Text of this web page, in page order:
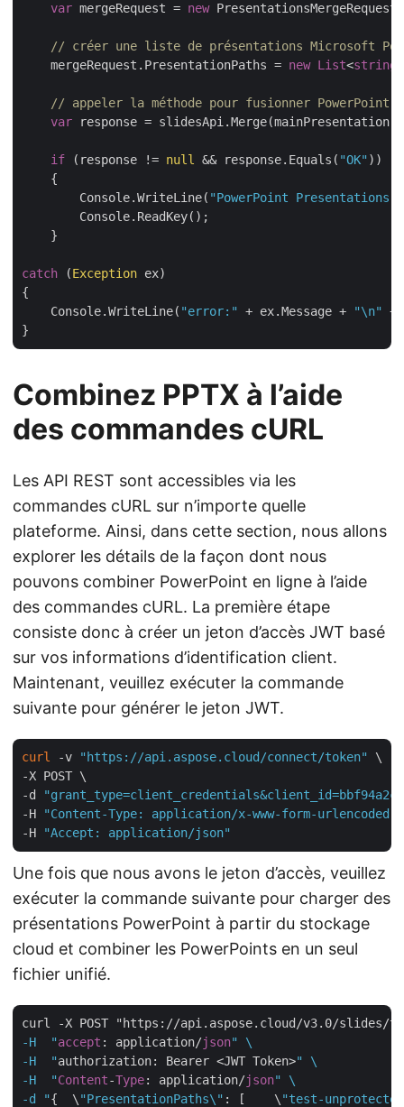
var mergeRequest = new
// créer une liste de présentations Microsoft
    mergeRequest.PresentationPaths =
new List<string
// appeler la méthode pour fusionner PowerPoint
var response = slidesApi.Merge(mainPresentation,
if (response != null && response.Equals( "OK" ))
    {
        Console.WriteLine(
"PowerPoint Presentations
        Console.ReadKey();
    }
catch (Exception ex)
{
    Console.WriteLine(
"error:" + ex.Message + "\n"
+
Combinez PPTX à l’aide
des commandes cURL
Les API REST sont accessibles via les
commandes cURL sur n’importe quelle
plateforme. Ainsi, dans cette section, nous allons
explorer les détails de la façon dont nous
pouvons combiner PowerPoint en ligne à l’aide
des commandes cURL. La première étape
consiste donc à créer un jeton d’accès JWT basé
sur vos informations d’identification client.
Maintenant, veuillez exécuter la commande
suivante pour générer le jeton JWT.
curl -v "https://api.aspose.cloud/connect/token"
\
-X POST \
-d
"grant_type=client_credentials&client_id=bbf94a2c-
-H
"Content-Type: application/x-www-form-urlencoded"
-H
"Accept: application/json"
Une fois que nous avons le jeton d’accès, veuillez
exécuter la commande suivante pour charger des
présentations PowerPoint à partir du stockage
cloud et combiner les PowerPoints en un seul
fichier unifié.
curl -X POST "https://api.aspose.cloud/v3.0/slides/
-H  "accept : application/json" \
-H  "authorization: Bearer <JWT Token>" \
-H  "Content-Type: application/json" \
-d "{  \"PresentationPaths\" : [    \"test-